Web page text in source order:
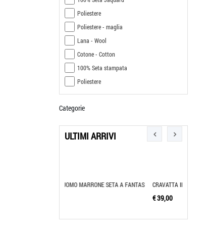
Poliestere
Poliestere - maglia
Lana - Wool
Cotone - Cotton
100% Seta stampata
Poliestere
Categorie
ULTIMI ARRIVI
CRAVATTA IN RASO DI SETA VERDE SALV